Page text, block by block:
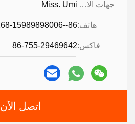
جهات الاتصال: Miss. Umi
هاتف:86--18926468268-15989898006
فاكس:86-755-29469642
اتصل الآن